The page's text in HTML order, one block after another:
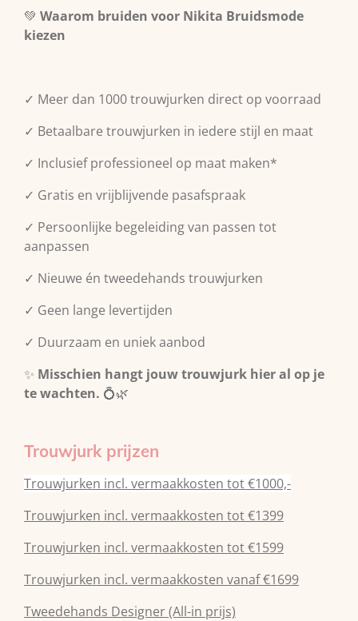
💚 Waarom bruiden voor Nikita Bruidsmode
kiezen
✓ Meer dan 1000 trouwjurken direct op voorraad
✓ Betaalbare trouwjurken in iedere stijl en maat
✓ Inclusief professioneel op maat maken*
✓ Gratis en vrijblijvende pasafspraak
✓ Persoonlijke begeleiding van passen tot
aanpassen
✓ Nieuwe én tweedehands trouwjurken
✓ Geen lange levertijden
✓ Duurzaam en uniek aanbod
✨ Misschien hangt jouw trouwjurk hier al op je
te wachten. 💍🌿
Trouwjurk prijzen
Trouwjurken incl. vermaakkosten tot €1000,-
Trouwjurken incl. vermaakkosten tot €1399
Trouwjurken incl. vermaakkosten tot €1599
Trouwjurken incl. vermaakkosten vanaf €1699
Tweedehands Designer (All-in prijs)